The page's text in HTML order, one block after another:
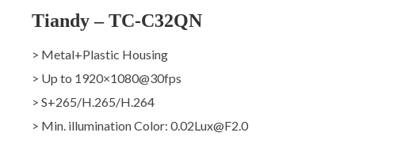
Tiandy – TC-C32QN
> Metal+Plastic Housing
> Up to 1920×1080@30fps
> S+265/H.265/H.264
> Min. illumination Color: 0.02Lux@F2.0